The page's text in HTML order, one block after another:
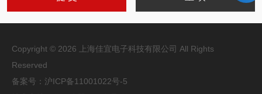
Copyright © 2026 上海佳宜电子科技有限公司 All Rights
Reserved
备案号： 沪ICP备11001022号-5